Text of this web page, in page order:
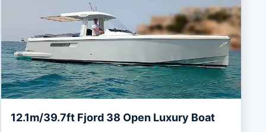
12.1m/39.7ft Fjord 38 Open Luxury Boat